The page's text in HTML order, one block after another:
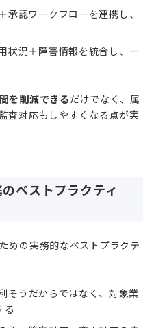
認ワークフローを連携し、
状況＋障害情報を統合し、一
を削減できるだけでなく、属
査対応もしやすくなる点が実
ベストプラクティ
めの実務的なベストプラクテ
そうだからではなく、対象業
る